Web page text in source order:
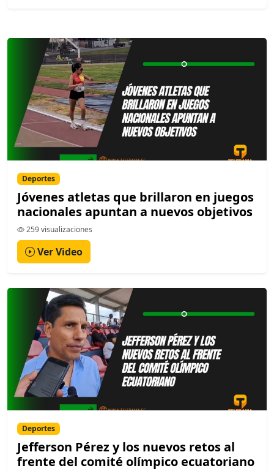
Deportes
Jóvenes atletas que brillaron en juegos
nacionales apuntan a nuevos objetivos
259 visualizaciones
Ver Video
Deportes
Jefferson Pérez y los nuevos retos al
frente del comité olímpico ecuatoriano